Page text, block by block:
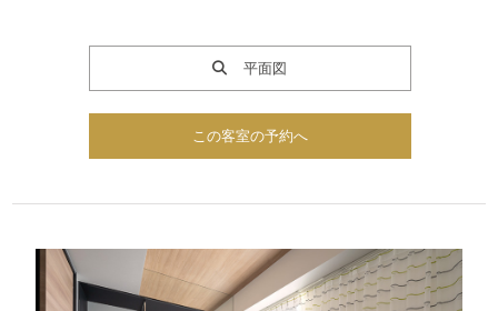
平面図
この客室の予約へ